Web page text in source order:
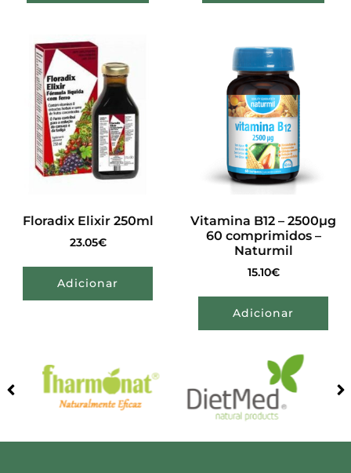
Floradix Elixir 250ml
23.05€
Adicionar
Vitamina B12 – 2500µg
60 comprimidos –
Naturmil
15.10€
Adicionar